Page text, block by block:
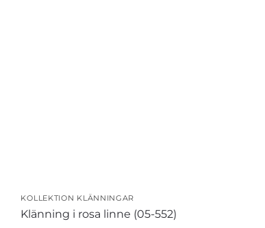
KOLLEKTION KLÄNNINGAR
Klänning i rosa linne (05-552)